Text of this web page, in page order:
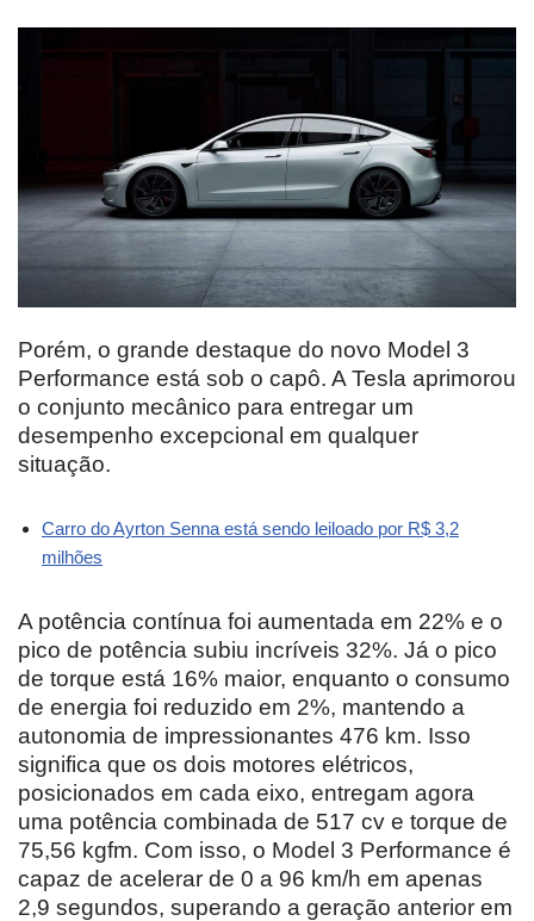
Porém, o grande destaque do novo Model 3
Performance está sob o capô. A Tesla aprimorou
o conjunto mecânico para entregar um
desempenho excepcional em qualquer
situação.
Carro do Ayrton Senna está sendo leiloado por R$ 3,2
milhões
A potência contínua foi aumentada em 22% e o
pico de potência subiu incríveis 32%. Já o pico
de torque está 16% maior, enquanto o consumo
de energia foi reduzido em 2%, mantendo a
autonomia de impressionantes 476 km. Isso
significa que os dois motores elétricos,
posicionados em cada eixo, entregam agora
uma potência combinada de 517 cv e torque de
75,56 kgfm. Com isso, o Model 3 Performance é
capaz de acelerar de 0 a 96 km/h em apenas
2,9 segundos, superando a geração anterior em